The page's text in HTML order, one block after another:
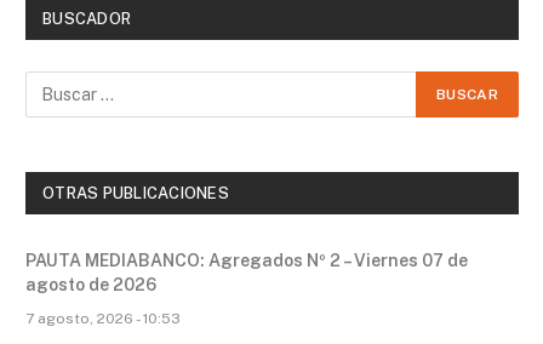
BUSCADOR
OTRAS PUBLICACIONES
PAUTA MEDIABANCO: Agregados Nº 2 – Viernes 07 de
agosto de 2026
7 agosto, 2026 - 10:53